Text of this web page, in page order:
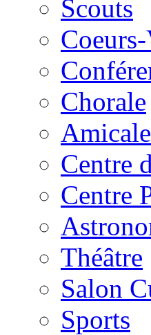
Scouts
Chorale
Amicale
Centre
Centre
Théâtre
Salon
Sports